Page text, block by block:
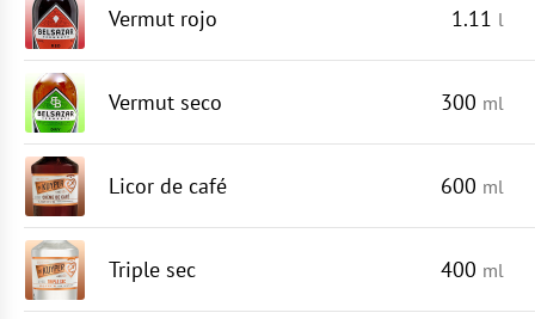
Vermut rojo 1.11 l
Vermut seco 300 ml
Licor de café 600 ml
Triple sec 400 ml